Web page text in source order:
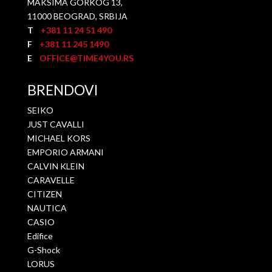
MAKSIMA GORKOG 13,
11000 BEOGRAD, SRBIJA
T +381 11 24 51 490
F+381 11 245 1490
E OFFICE@TIME4YOU.RS
BRENDOVI
SEIKO
JUST CAVALLI
MICHAEL KORS
EMPORIO ARMANI
CALVIN KLEIN
CARAVELLE
CITIZEN
NAUTICA
CASIO
Edifice
G-Shock
LORUS